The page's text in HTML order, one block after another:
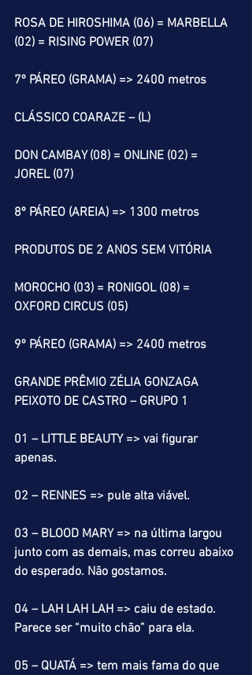
ROSA DE HIROSHIMA (06) = MARBELLA
(02) = RISING POWER (07)
7º PÁREO (GRAMA) => 2400 metros
CLÁSSICO COARAZE – (L)
DON CAMBAY (08) = ONLINE (02) =
JOREL (07)
8º PÁREO (AREIA) => 1300 metros
PRODUTOS DE 2 ANOS SEM VITÓRIA
MOROCHO (03) = RONIGOL (08) =
OXFORD CIRCUS (05)
9º PÁREO (GRAMA) => 2400 metros
GRANDE PRÊMIO ZÉLIA GONZAGA
PEIXOTO DE CASTRO – GRUPO 1
01 – LITTLE BEAUTY => vai figurar
apenas.
02 – RENNES => pule alta viável.
03 – BLOOD MARY => na última largou
junto com as demais, mas correu abaixo
do esperado. Não gostamos.
04 – LAH LAH LAH => caiu de estado.
Parece ser “muito chão” para ela.
05 – QUATÁ => tem mais fama do que